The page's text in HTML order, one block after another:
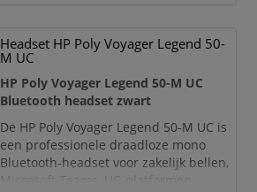
Deze HP webcam stelt automatisch
kleurcorrectie automatisch aan.
Hierdoor hoeft u niets handmatig in te
stellen en blijft u goed
Headset HP Poly Voyager Legend 50-
M UC
HP Poly Voyager Legend 50-M UC
Bluetooth headset zwart
De HP Poly Voyager Legend 50-M UC is
een professionele draadloze mono
Bluetooth-headset voor zakelijk bellen,
Microsoft Teams, UC-platformen,